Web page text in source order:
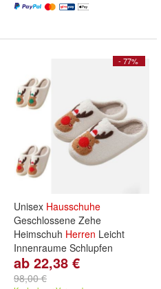
- 77%
Unisex Hausschuhe
Geschlossene Zehe
Heimschuh Herren Leicht
Innenraume Schlupfen
ab 22,38 €
98,00 €